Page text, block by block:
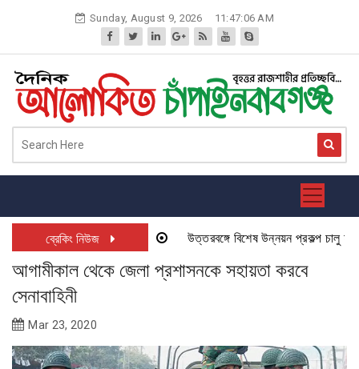
Sunday, August 9, 2026 11:47:06 AM
ব্রেকিং নিউজ উত্তরবঙ্গে বিশেষ উন্নয়ন প্রকল্প চালু হতে
আগামীকাল থেকে জেলা প্রশাসনকে সহায়তা করবে
সেনাবাহিনী
Mar 23, 2020